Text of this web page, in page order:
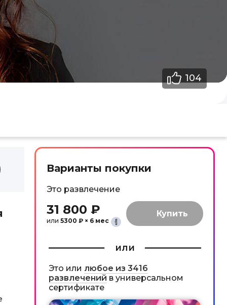
104
Варианты покупки
Это развлечение
31 800 ₽
или 5300 ₽ × 6 мес
или
Это или любое из 3416
развлечений в универсальном
сертификате